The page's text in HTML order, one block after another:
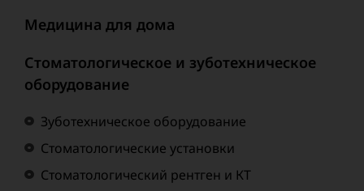
Медицина для дома
Стоматологическое и зуботехническое
оборудование
Зуботехническое оборудование
Стоматологические установки
Стоматологический рентген и КТ